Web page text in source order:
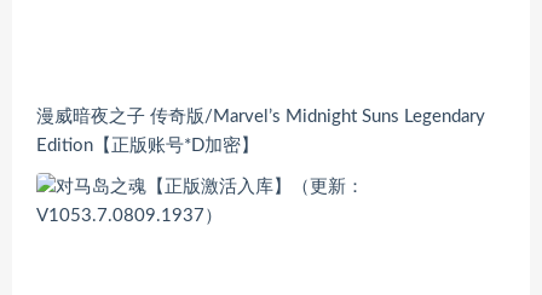
漫威暗夜之子 传奇版/Marvel’s Midnight Suns Legendary
Edition【正版账号*D加密】